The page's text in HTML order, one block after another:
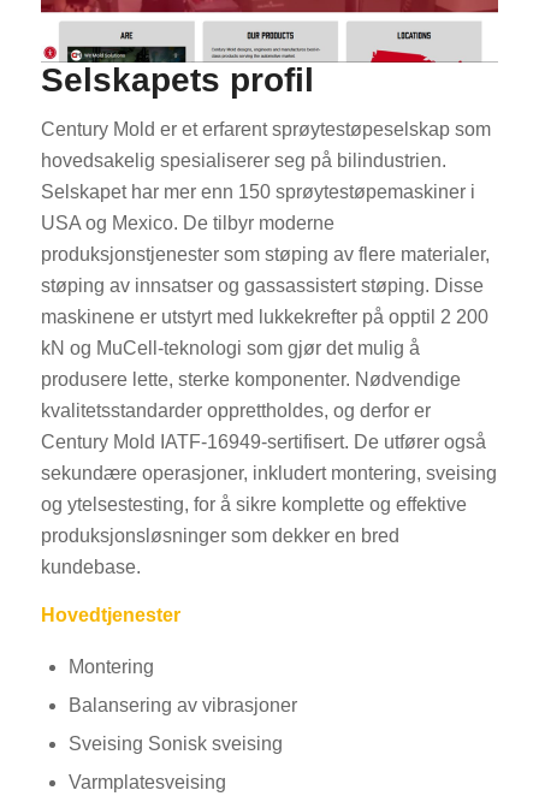
Selskapets profil
Century Mold er et erfarent sprøytestøpeselskap som
hovedsakelig spesialiserer seg på bilindustrien.
Selskapet har mer enn 150 sprøytestøpemaskiner i
USA og Mexico. De tilbyr moderne
produksjonstjenester som støping av flere materialer,
støping av innsatser og gassassistert støping. Disse
maskinene er utstyrt med lukkekrefter på opptil 2 200
kN og MuCell-teknologi som gjør det mulig å
produsere lette, sterke komponenter. Nødvendige
kvalitetsstandarder opprettholdes, og derfor er
Century Mold IATF-16949-sertifisert. De utfører også
sekundære operasjoner, inkludert montering, sveising
og ytelsestesting, for å sikre komplette og effektive
produksjonsløsninger som dekker en bred
kundebase.
Hovedtjenester
Montering
Balansering av vibrasjoner
Sveising Sonisk sveising
Varmplatesveising